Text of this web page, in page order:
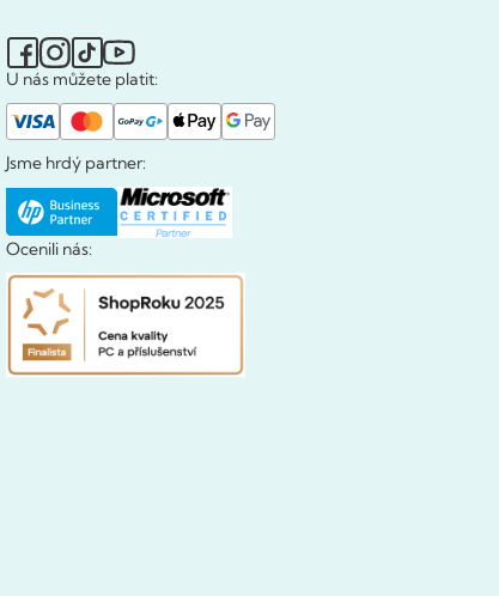
U nás můžete platit:
Jsme hrdý partner:
Ocenili nás: